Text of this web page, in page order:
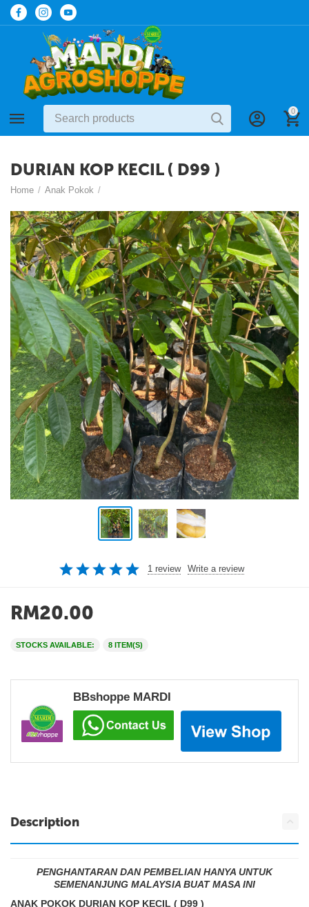
0
DURIAN KOP KECIL ( D99 )
Home / Anak Pokok /
1 review Write a review
RM20.00
STOCKS AVAILABLE: 8 ITEM(S)
BBshoppe MARDI
Description
PENGHANTARAN DAN PEMBELIAN HANYA UNTUK
SEMENANJUNG MALAYSIA BUAT MASA INI
ANAK POKOK DURIAN KOP KECIL ( D99 )